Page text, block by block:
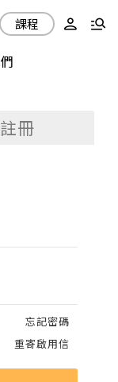
課程
註冊
忘記密碼
重寄啟用信